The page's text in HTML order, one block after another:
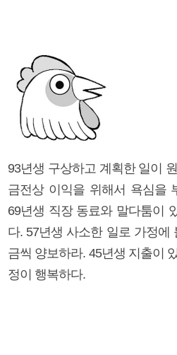
93년생 구상하고 계획한 일이
금전상 이익을 위해서 욕심을
69년생 직장 동료와 말다툼이
다. 57년생 사소한 일로 가정에
금씩 양보하라. 45년생 지출이
정이 행복하다.